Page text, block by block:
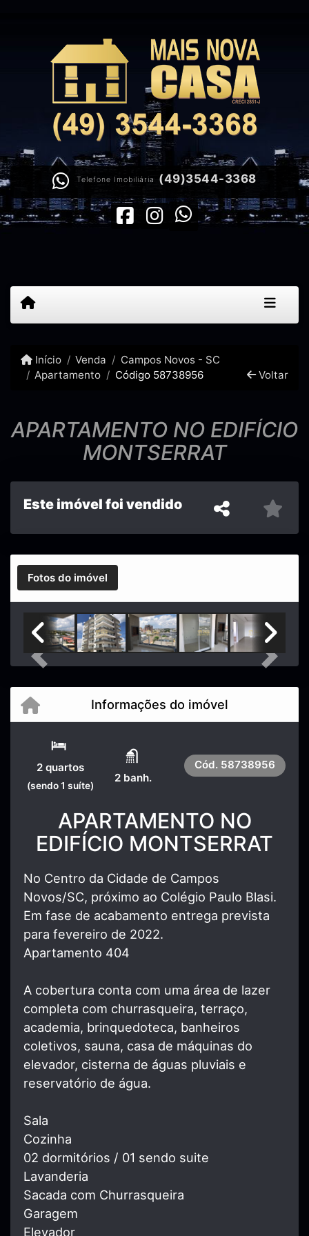
Telefone Imobiliária (49)3544-3368
Início Venda
Campos Novos - SC
Apartamento
Código 58738956 Voltar
APARTAMENTO NO EDIFÍCIO
MONTSERRAT
Este imóvel foi vendido
Fotos do imóvel
Previous Next
Informações do imóvel
2 quartos
(sendo 1 suíte)
2 banh.
Cód. 58738956
APARTAMENTO NO
EDIFÍCIO MONTSERRAT
No Centro da Cidade de Campos
Novos/SC, próximo ao Colégio Paulo Blasi.
Em fase de acabamento entrega prevista
para fevereiro de 2022.
Apartamento 404
A cobertura conta com uma área de lazer
completa com churrasqueira, terraço,
academia, brinquedoteca, banheiros
coletivos, sauna, casa de máquinas do
elevador, cisterna de águas pluviais e
reservatório de água.
Sala
Cozinha
02 dormitórios / 01 sendo suite
Lavanderia
Sacada com Churrasqueira
Garagem
Elevador